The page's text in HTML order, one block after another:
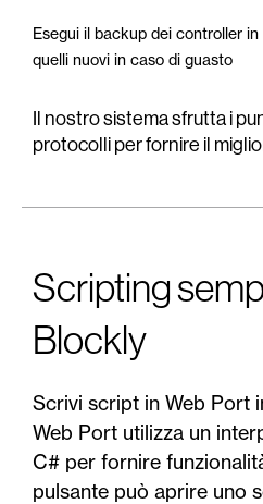
Esegui il backup dei controller
quelli nuovi in caso di guasto
Il nostro sistema sfrutta i
protocolli per fornire il
Scripting
Blockly
Scrivi script in Web Port
Web Port utilizza un
C# per fornire
pulsante può aprire uno